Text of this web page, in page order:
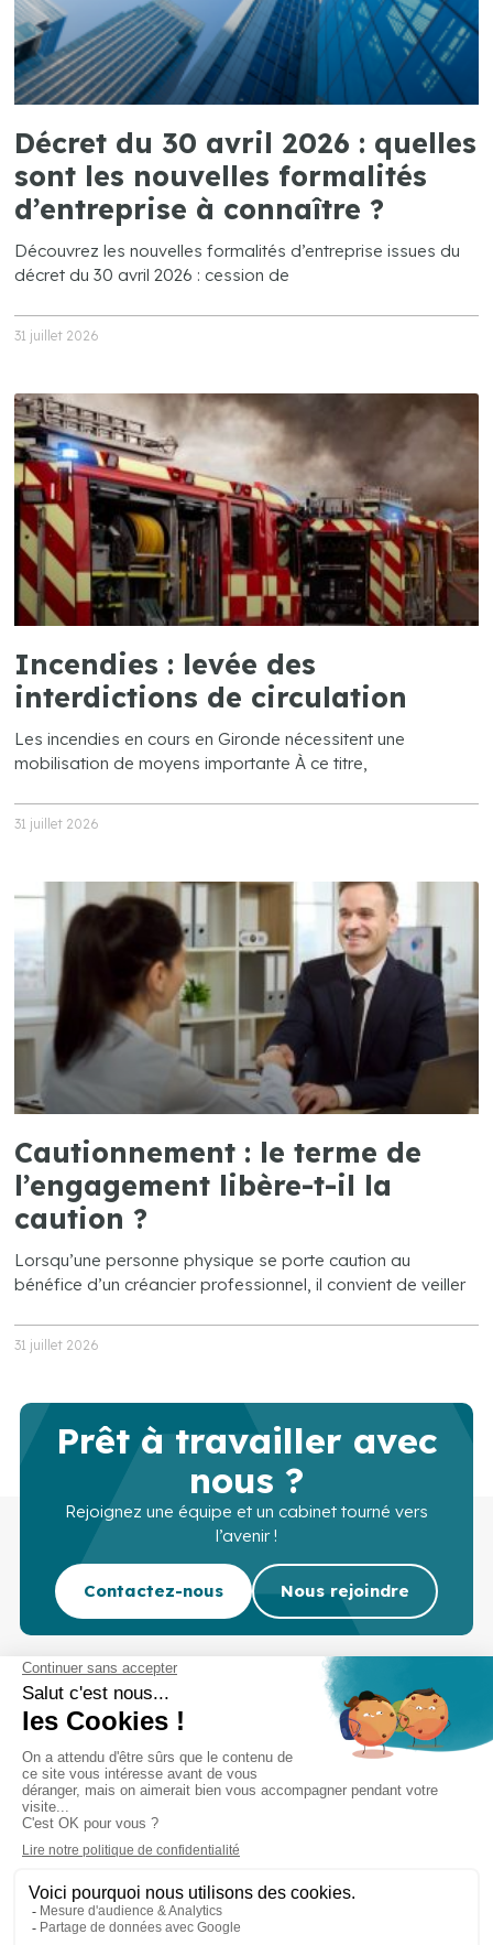
Décret du 30 avril 2026 : quelles
sont les nouvelles formalités
d’entreprise à connaître ?
Découvrez les nouvelles formalités d’entreprise issues du
décret du 30 avril 2026 : cession de
31 juillet 2026
Incendies : levée des
interdictions de circulation
Les incendies en cours en Gironde nécessitent une
mobilisation de moyens importante À ce titre,
31 juillet 2026
Cautionnement : le terme de
l’engagement libère-t-il la
caution ?
Lorsqu’une personne physique se porte caution au
bénéfice d’un créancier professionnel, il convient de veiller
31 juillet 2026
Prêt à travailler avec
nous ?
Rejoignez une équipe et un cabinet tourné vers
l’avenir !
Contactez-nous Nous rejoindre
Cabinet d’experts-comptables commissaires aux